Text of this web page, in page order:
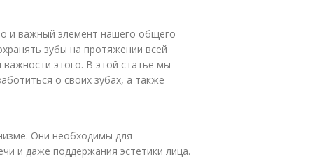
и важный элемент нашего общего
зубы на протяжении всей
этого. В этой статье мы
о своих зубах, а также
Они необходимы для
и даже поддержания эстетики лица.